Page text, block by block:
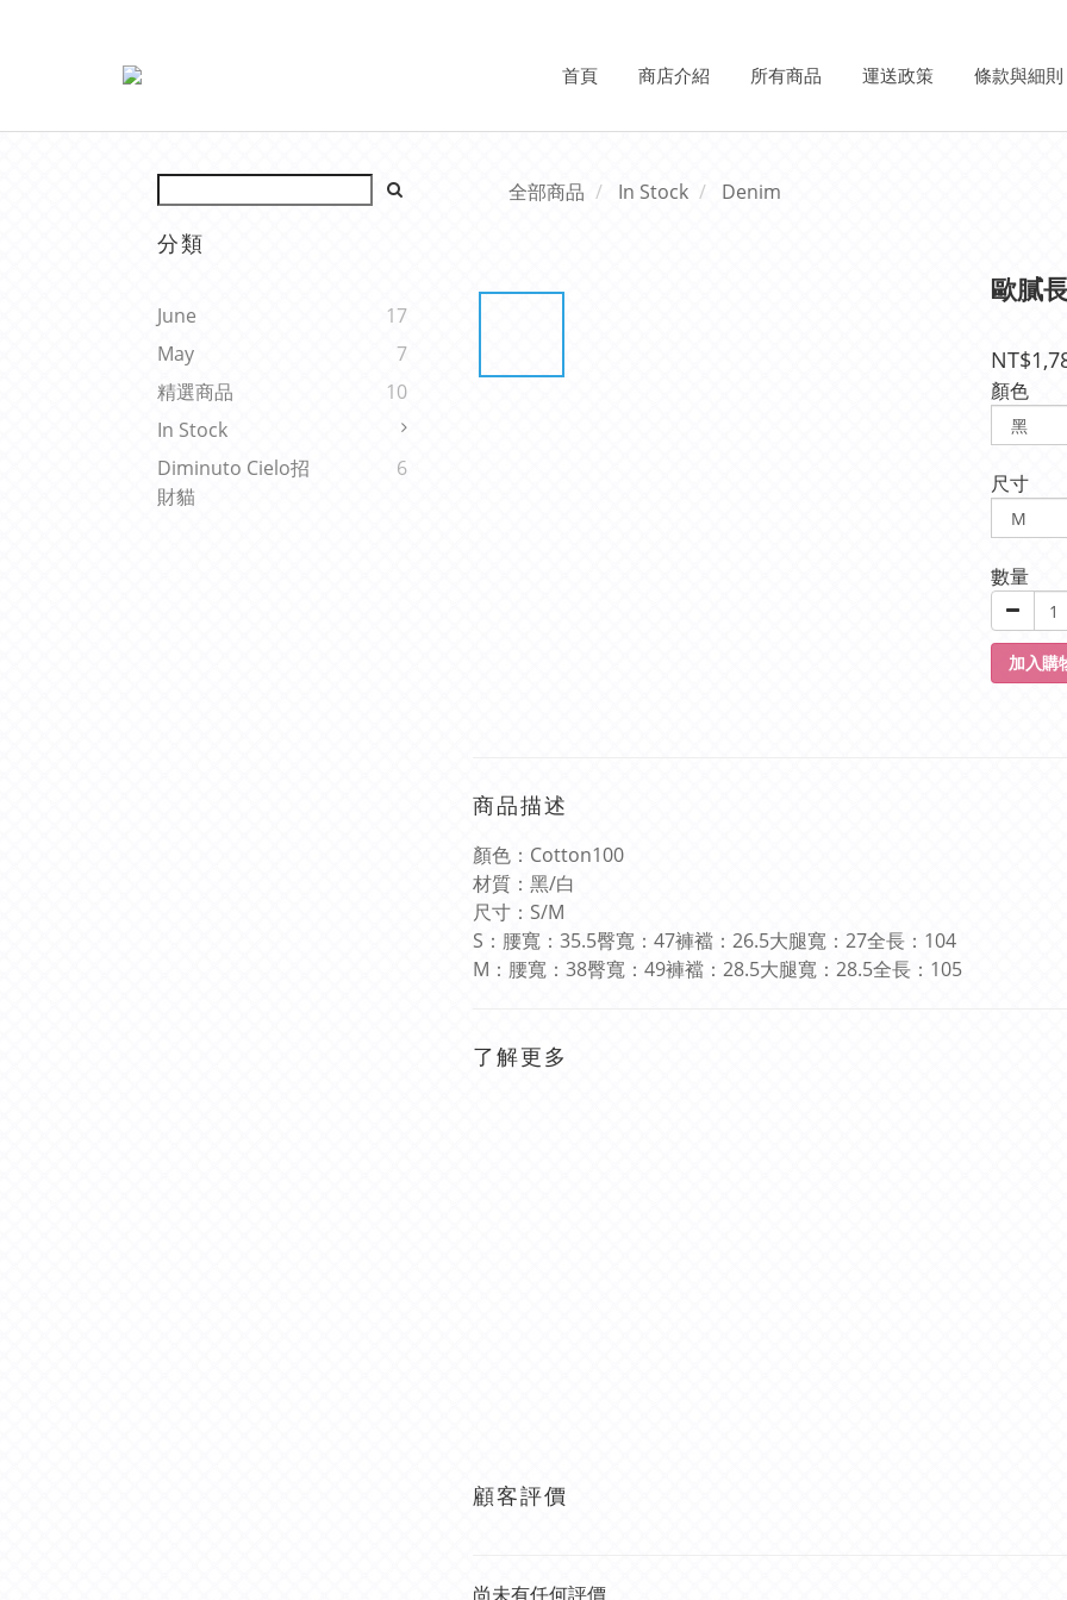
首頁 商店介紹 所有商品 運送政策 條款與細則
分類
June
17
May
7
精選商品
10
In Stock
Diminuto Cielo招
財貓
6
全部商品 In Stock Denim
歐膩
顏色
尺寸
數量
加入購
商品描述
顏色： Cotton100
材質：黑/白
尺寸： S/M
S ：腰寬： 35.5臀寬： 47褲襠： 26.5大腿寬： 27全長： 104
M ：腰寬： 38臀寬： 49褲襠： 28.5大腿寬： 28.5全長： 105
了解更多
顧客評價
尚未有任何評價